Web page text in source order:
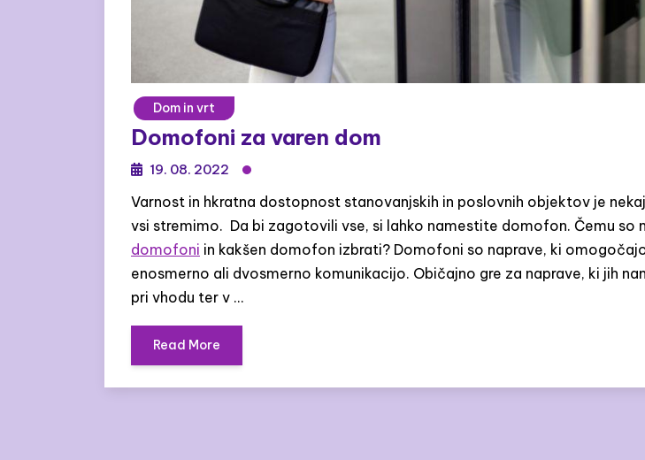
Dom in vrt
Domofoni za varen dom
19. 08. 2022
Varnost in hkratna dostopnost stanovanjskih in poslovnih objektov je
vsi stremimo. Da bi zagotovili vse, si lahko namestite domofon. Čemu so
domofoni in kakšen domofon izbrati? Domofoni so naprave, ki
enosmerno ali dvosmerno komunikacijo. Običajno gre za naprave, ki jih
pri vhodu ter v …
Read More